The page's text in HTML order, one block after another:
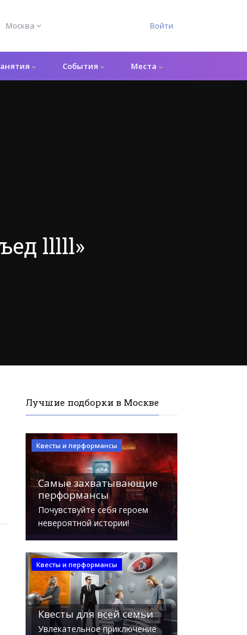
Москва Войти
События Места
lllll»
Лучшие подборки в Москве
Квесты и перформансы
Самые захватывающие
перформансы
Почувствуйте себя героем
невероятной истории!
Квесты и перформансы
Квесты для всей семьи
Увлекательное приключение